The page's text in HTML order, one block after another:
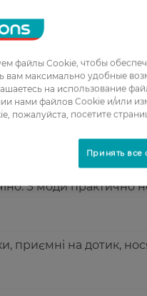
носятся
колготки.
З моди практично
приємні на дотик,
файлы Cookie, чтобы
вам максимально удобные
на использование
нами файлов Cookie и/или
пожалуйста, посетите
Принять